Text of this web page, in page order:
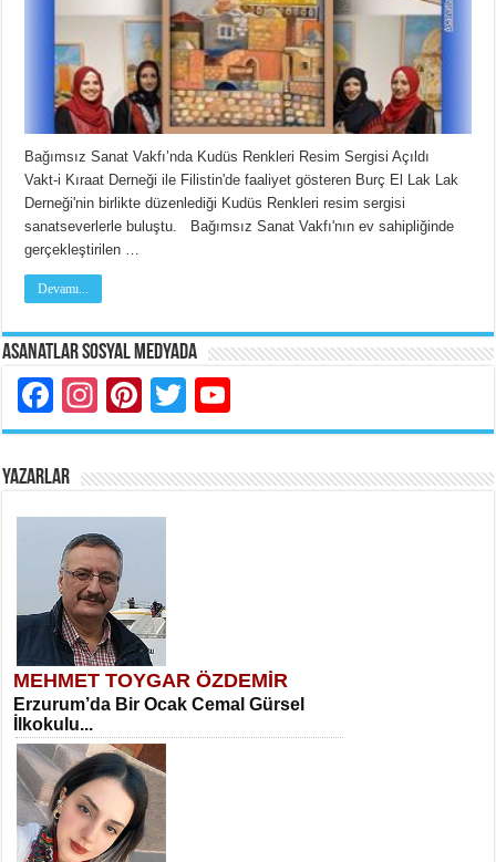
Bağımsız Sanat Vakfı’nda Kudüs Renkleri Resim Sergisi Açıldı
Vakt-i Kıraat Derneği ile Filistin'de faaliyet gösteren Burç El Lak Lak
Derneği'nin birlikte düzenlediği Kudüs Renkleri resim sergisi
sanatseverlerle buluştu. Bağımsız Sanat Vakfı'nın ev sahipliğinde
gerçekleştirilen …
Devamı...
Asanatlar Sosyal Medyada
Facebook
Instagram
Pinterest
Twitter
YAZARLAR
MEHMET TOYGAR ÖZDEMİR
Erzurum’da Bir Ocak Cemal Gürsel
İlkokulu...